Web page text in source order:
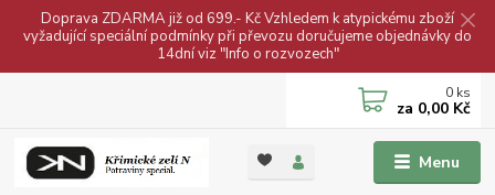
Doprava ZDARMA již od 699.- Kč Vzhledem k atypickému zboží
vyžadující speciální podmínky při převozu doručujeme objednávky do
14dní viz "Info o rozvozech"
Menu
0 ks
za 0,00 Kč